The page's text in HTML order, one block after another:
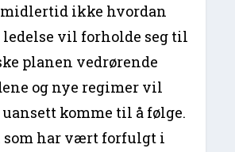
ikke hvordan
ledelse vil forholde seg til
planen vedrørende
og nye regimer vil
uansett komme til å følge.
som har vært forfulgt i